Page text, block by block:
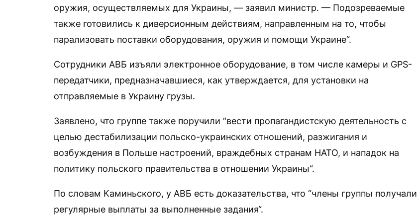
оружия, осуществляемых для Украины, — заявил министр. — Подозреваемые
также готовились к диверсионным действиям, направленным на то, чтобы
парализовать поставки оборудования, оружия и помощи Украине“.
Сотрудники АВБ изъяли электронное оборудование, в том числе камеры и GPS-
передатчики, предназначавшиеся, как утверждается, для установки на
отправляемые в Украину грузы.
Заявлено, что группе также поручили “вести пропагандистскую деятельность с
целью дестабилизации польско-украинских отношений, разжигания и
возбуждения в Польше настроений, враждебных странам НАТО, и нападок на
политику польского правительства в отношении Украины“.
По словам Каминьского, у АВБ есть доказательства, что “члены группы получали
регулярные выплаты за выполненные задания“.